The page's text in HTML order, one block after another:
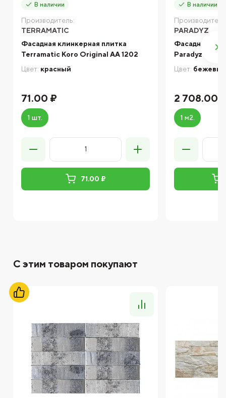
В наличии
Производитель:
TERRAMATIC
Фасадная клинкерная плитка
Terramatic Koro Original AA 1202
Цвет: красный
71.00 ₽
1 шт.
71.00 ₽
В наличии
PARADYZ
Фасадная
Paradyz
Цвет:
2 708.00
1 м2.
С этим товаром покупают